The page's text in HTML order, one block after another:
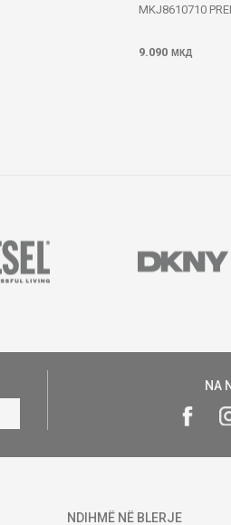
MKJ8610710
9.090 МКД
NA
NDIHMË NË BLERJE